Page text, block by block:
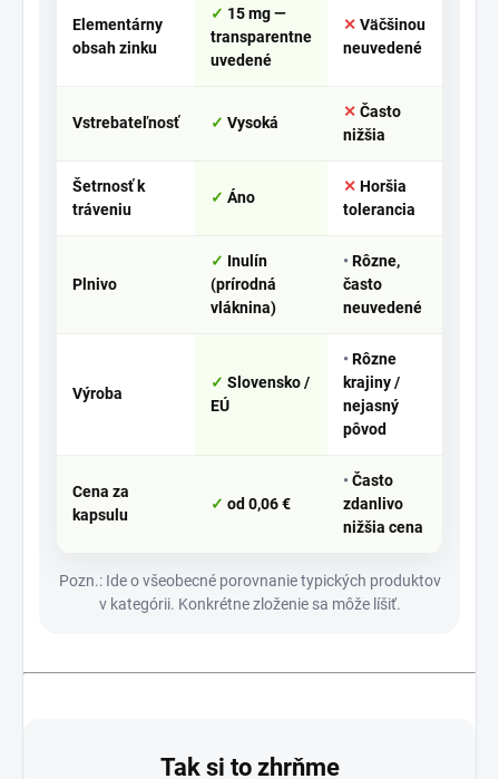
Elementárny
obsah zinku
15 mg —
transparentne
uvedené
Väčšinou
neuvedené
Vstrebateľnosť Vysoká
Často
nižšia
Šetrnosť k
tráveniu
Áno
Horšia
tolerancia
Plnivo
Inulín
(prírodná
vláknina)
Rôzne,
často
neuvedené
Výroba
Slovensko /
EÚ
Rôzne
krajiny /
nejasný
pôvod
Cena za
kapsulu
od 0,06 €
Často
zdanlivo
nižšia cena
Pozn.: Ide o všeobecné porovnanie typických produktov
v kategórii. Konkrétne zloženie sa môže líšiť.
Tak si to zhrňme